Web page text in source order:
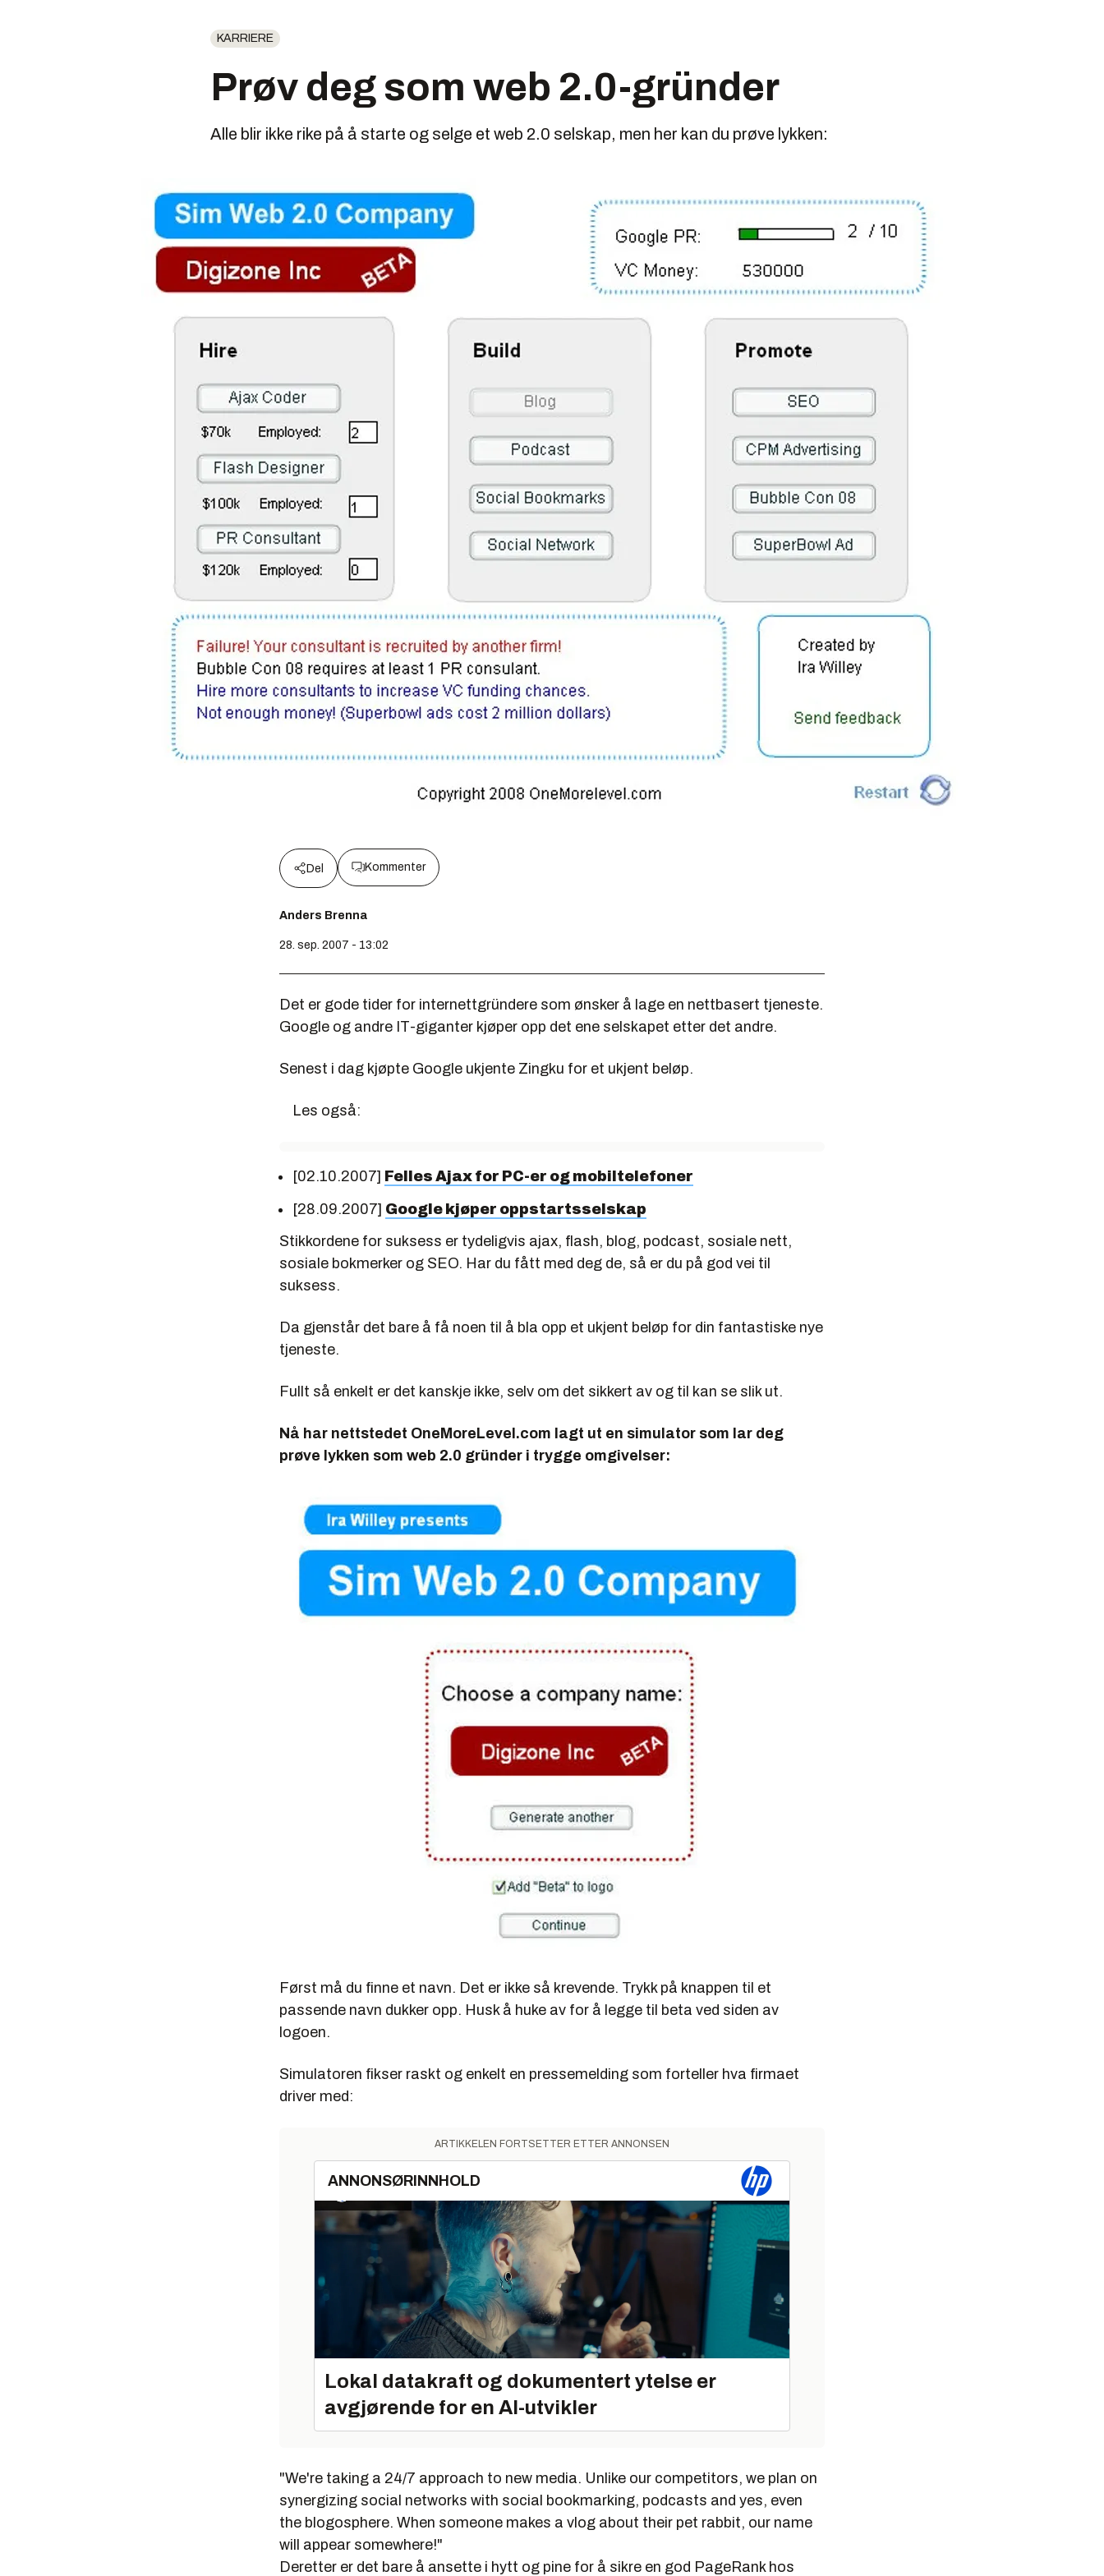
KARRIERE
Prøv deg som web 2.0-gründer
Alle blir ikke rike på å starte og selge et web 2.0 selskap, men her kan du prøve lykken:
Del Kommenter
Anders Brenna
28. sep. 2007 - 13:02
Det er gode tider for internettgründere som ønsker å lage en nettbasert tjeneste.
Google og andre IT-giganter kjøper opp det ene selskapet etter det andre.
Senest i dag kjøpte Google ukjente Zingku for et ukjent beløp.
Les også:
[02.10.2007] Felles Ajax for PC-er og mobiltelefoner
[28.09.2007] Google kjøper oppstartsselskap
Stikkordene for suksess er tydeligvis ajax, flash, blog, podcast, sosiale nett,
sosiale bokmerker og SEO. Har du fått med deg de, så er du på god vei til
suksess.
Da gjenstår det bare å få noen til å bla opp et ukjent beløp for din fantastiske nye
tjeneste.
Fullt så enkelt er det kanskje ikke, selv om det sikkert av og til kan se slik ut.
Nå har nettstedet OneMoreLevel.com lagt ut en simulator som lar deg
prøve lykken som web 2.0 gründer i trygge omgivelser:
Først må du finne et navn. Det er ikke så krevende. Trykk på knappen til et
passende navn dukker opp. Husk å huke av for å legge til beta ved siden av
logoen.
Simulatoren fikser raskt og enkelt en pressemelding som forteller hva firmaet
driver med:
ARTIKKELEN FORTSETTER ETTER ANNONSEN
ANNONSØRINNHOLD
Lokal datakraft og dokumentert ytelse er
avgjørende for en AI-utvikler
"We're taking a 24/7 approach to new media. Unlike our competitors, we plan on
synergizing social networks with social bookmarking, podcasts and yes, even
the blogosphere. When someone makes a vlog about their pet rabbit, our name
will appear somewhere!"
Deretter er det bare å ansette i hytt og pine for å sikre en god PageRank hos